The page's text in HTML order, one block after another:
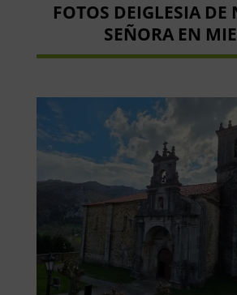
FOTOS DEIGLESIA DE
SEÑORA EN